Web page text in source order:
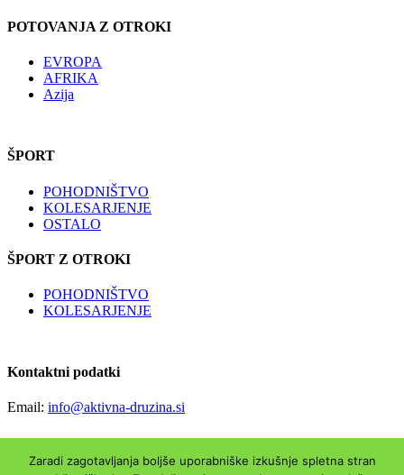
POTOVANJA Z OTROKI
EVROPA
AFRIKA
Azija
ŠPORT
POHODNIŠTVO
KOLESARJENJE
OSTALO
ŠPORT Z OTROKI
POHODNIŠTVO
KOLESARJENJE
Kontaktni podatki
Email: info@aktivna-druzina.si
Copyright © Aktivna-druzina.si | Vse pravice pridržane|Piškotki
Zaradi zagotavljanja boljše uporabniške izkušnje spletna stran